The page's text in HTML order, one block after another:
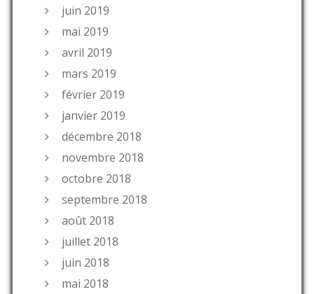
juin 2019
mai 2019
avril 2019
mars 2019
février 2019
janvier 2019
décembre 2018
novembre 2018
octobre 2018
septembre 2018
août 2018
juillet 2018
juin 2018
mai 2018